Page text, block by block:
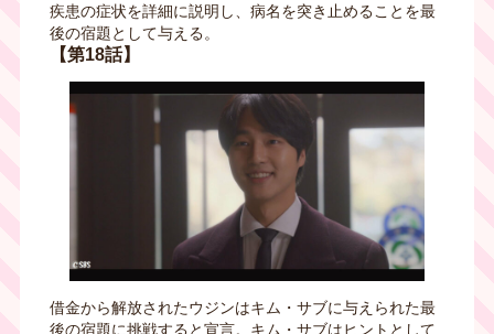
疾患の症状を詳細に説明し、病名を突き止めることを最
後の宿題として与える。
【第18話】
借金から解放されたウジンはキム・サブに与えられた最
後の宿題に挑戦すると宣言。キム・サブはヒントとして